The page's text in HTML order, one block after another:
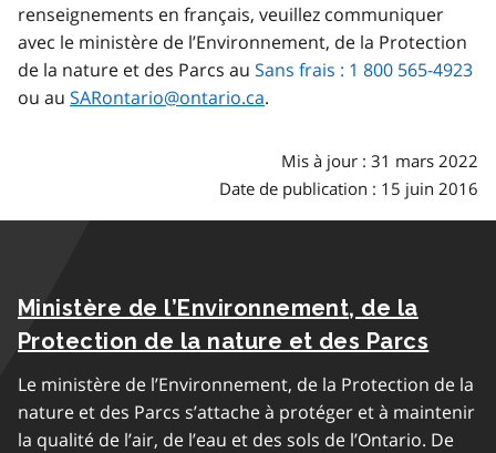
renseignements en français, veuillez communiquer
avec le ministère de l’Environnement, de la Protection
de la nature et des Parcs au Sans frais : 1 800 565-4923
ou au SARontario@ontario.ca.
Mis à jour : 31 mars 2022
Date de publication : 15 juin 2016
Ministère de l’Environnement, de la
Protection de la nature et des Parcs
Le ministère de l’Environnement, de la Protection de la
nature et des Parcs s’attache à protéger et à maintenir
la qualité de l’air, de l’eau et des sols de l’Ontario. De